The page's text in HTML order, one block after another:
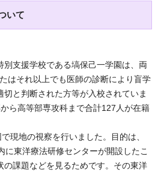
いて
別支援学校である塙保己一学園は、両
はそれ以上でも医師の診断により盲学
と判断された方等が入校されていま
ら高等部専攻科まで合計127人が在籍
現地の視察を行いました。目的は、
に東洋療法研修センターが開設したこ
の課題などを見るためです。その東洋